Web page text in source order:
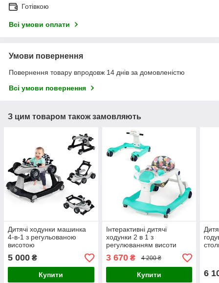
Готівкою
Всі умови оплати
Умови повернення
Повернення товару впродовж 14 днів за домовленістю
Всі умови повернення
З цим товаром також замовляють
Дитячі ходунки машинка
4-в-1 з регульованою
висотою
5 000 ₴
Купити
Інтерактивні дитячі
ходунки 2 в 1 з
регулюванням висоти
3 670₴ 4 200 ₴
Купити 6